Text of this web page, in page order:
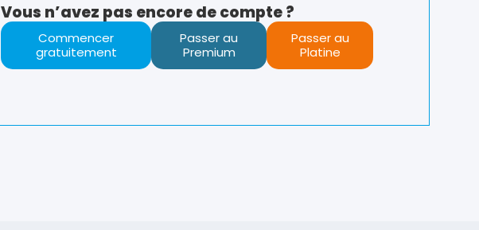
Vous n’avez pas encore de compte ?
Commencer
gratuitement
Passer au
Premium
Passer au
Platine